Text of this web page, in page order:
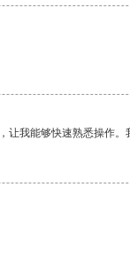
我能够快速熟悉操作。